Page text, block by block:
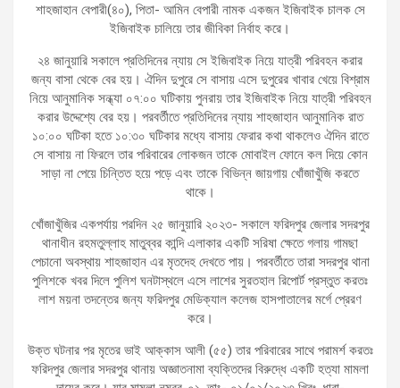
শাহজাহান বেপারী(৪০), পিতা- আমিন বেপারী নামক একজন ইজিবাইক চালক সে
ইজিবাইক চালিয়ে তার জীবিকা নির্বাহ করে।
২৪ জানুয়ারি সকালে প্রতিদিনের ন্যায় সে ইজিবাইক নিয়ে যাত্রী পরিবহন করার
জন্য বাসা থেকে বের হয়। ঐদিন দুপুরে সে বাসায় এসে দুপুরের খাবার খেয়ে বিশ্রাম
নিয়ে আনুমানিক সন্ধ্যা ০৭:০০ ঘটিকায় পুনরায় তার ইজিবাইক নিয়ে যাত্রী পরিবহন
করার উদ্দেশ্যে বের হয়। পরবর্তীতে প্রতিদিনের ন্যায় শাহজাহান আনুমানিক রাত
১০:০০ ঘটিকা হতে ১০:৩০ ঘটিকার মধ্যে বাসায় ফেরার কথা থাকলেও ঐদিন রাতে
সে বাসায় না ফিরলে তার পরিবারের লোকজন তাকে মোবাইল ফোনে কল দিয়ে কোন
সাড়া না পেয়ে চিন্তিত হয়ে পড়ে এবং তাকে বিভিন্ন জায়গায় খোঁজাখুঁজি করতে
থাকে।
খোঁজাখুঁজির একপর্যায় পরদিন ২৫ জানুয়ারি ২০২৩- সকালে ফরিদপুর জেলার সদরপুর
থানাধীন রহমতুল্লাহ মাতুব্বর কান্দি এলাকার একটি সরিষা ক্ষেতে গলায় গামছা
পেচানো অবস্থায় শাহজাহান এর মৃতদেহ দেখতে পায়। পরবর্তীতে তারা সদরপুর থানা
পুলিশকে খবর দিলে পুলিশ ঘনটাস্থলে এসে লাশের সুরতহাল রিপোর্ট প্রস্তুত করতঃ
লাশ ময়না তদন্তের জন্য ফরিদপুর মেডিক্যাল কলেজ হাসপাতালের মর্গে প্রেরণ
করে।
উক্ত ঘটনার পর মৃতের ভাই আক্কাস আলী (৫৫) তার পরিবারের সাথে পরামর্শ করতঃ
ফরিদপুর জেলার সদরপুর থানায় অজ্ঞাতনামা ব্যক্তিদের বিরুদ্ধে একটি হত্যা মামলা